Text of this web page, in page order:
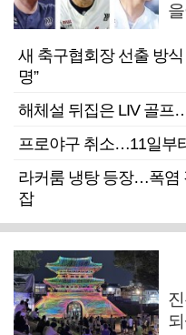
새 축구협회장 선출 방
명”
해체설 뒤집은 LIV 골프
프로야구 취소…11일부
라커룸 냉탕 등장…폭염
잡